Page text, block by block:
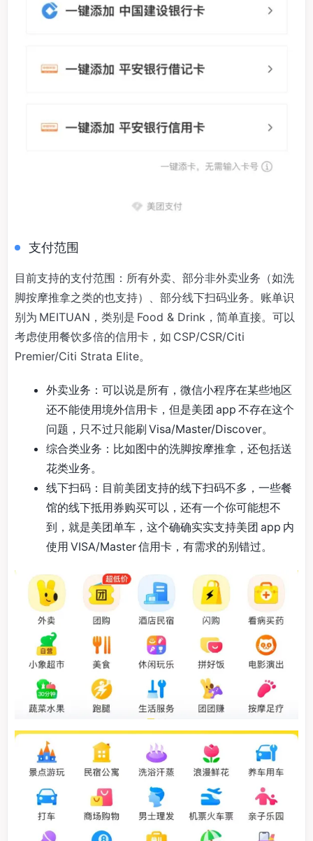
支付范围
目前支持的支付范围：所有外卖、部分非外卖业务（如洗
脚按摩推拿之类的也支持）、部分线下扫码业务。账单识
别为 MEITUAN，类别是 Food & Drink，简单直接。可以
考虑使用餐饮多倍的信用卡，如 CSP/CSR/Citi
Premier/Citi Strata Elite。
外卖业务：可以说是所有，微信小程序在某些地区
还不能使用境外信用卡，但是美团 app 不存在这个
问题，只不过只能刷 Visa/Master/Discover。
综合类业务：比如图中的洗脚按摩推拿，还包括送
花类业务。
线下扫码：目前美团支持的线下扫码不多，一些餐
馆的线下抵用券购买可以，还有一个你可能想不
到，就是美团单车，这个确确实实支持美团 app 内
使用 VISA/Master 信用卡，有需求的别错过。